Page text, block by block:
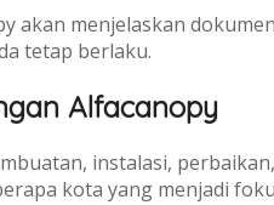
akan menjelaskan
tetap berlaku.
Alfacanopy
instalasi,
kota yang menjadi